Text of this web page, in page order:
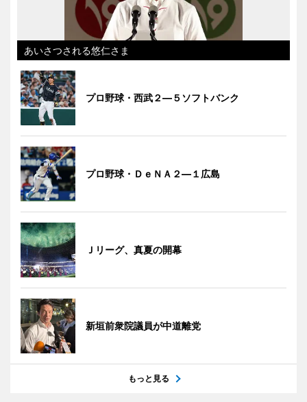
あいさつされる悠仁さま
プロ野球・西武２―５ソフトバンク
プロ野球・ＤｅＮＡ２―１広島
Ｊリーグ、真夏の開幕
新垣前衆院議員が中道離党
もっと見る